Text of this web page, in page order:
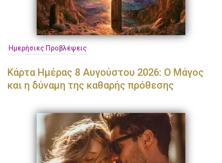
Ημερήσιες Προβλέψεις
Κάρτα Ημέρας 8 Αυγούστου 2026: Ο Μάγος
και η δύναμη της καθαρής πρόθεσης